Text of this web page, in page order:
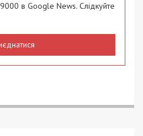
в Google News. Слідкуйте